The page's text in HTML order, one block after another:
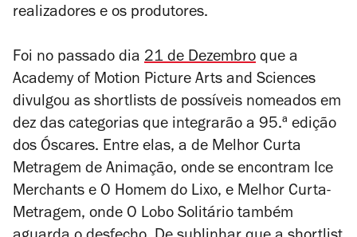
realizadores e os produtores.
Foi no passado dia 21 de Dezembro que a
Academy of Motion Picture Arts and Sciences
divulgou as shortlists de possíveis nomeados em
dez das categorias que integrarão a 95.ª edição
dos Óscares. Entre elas, a de Melhor Curta
Metragem de Animação, onde se encontram Ice
Merchants e O Homem do Lixo, e Melhor Curta-
Metragem, onde O Lobo Solitário também